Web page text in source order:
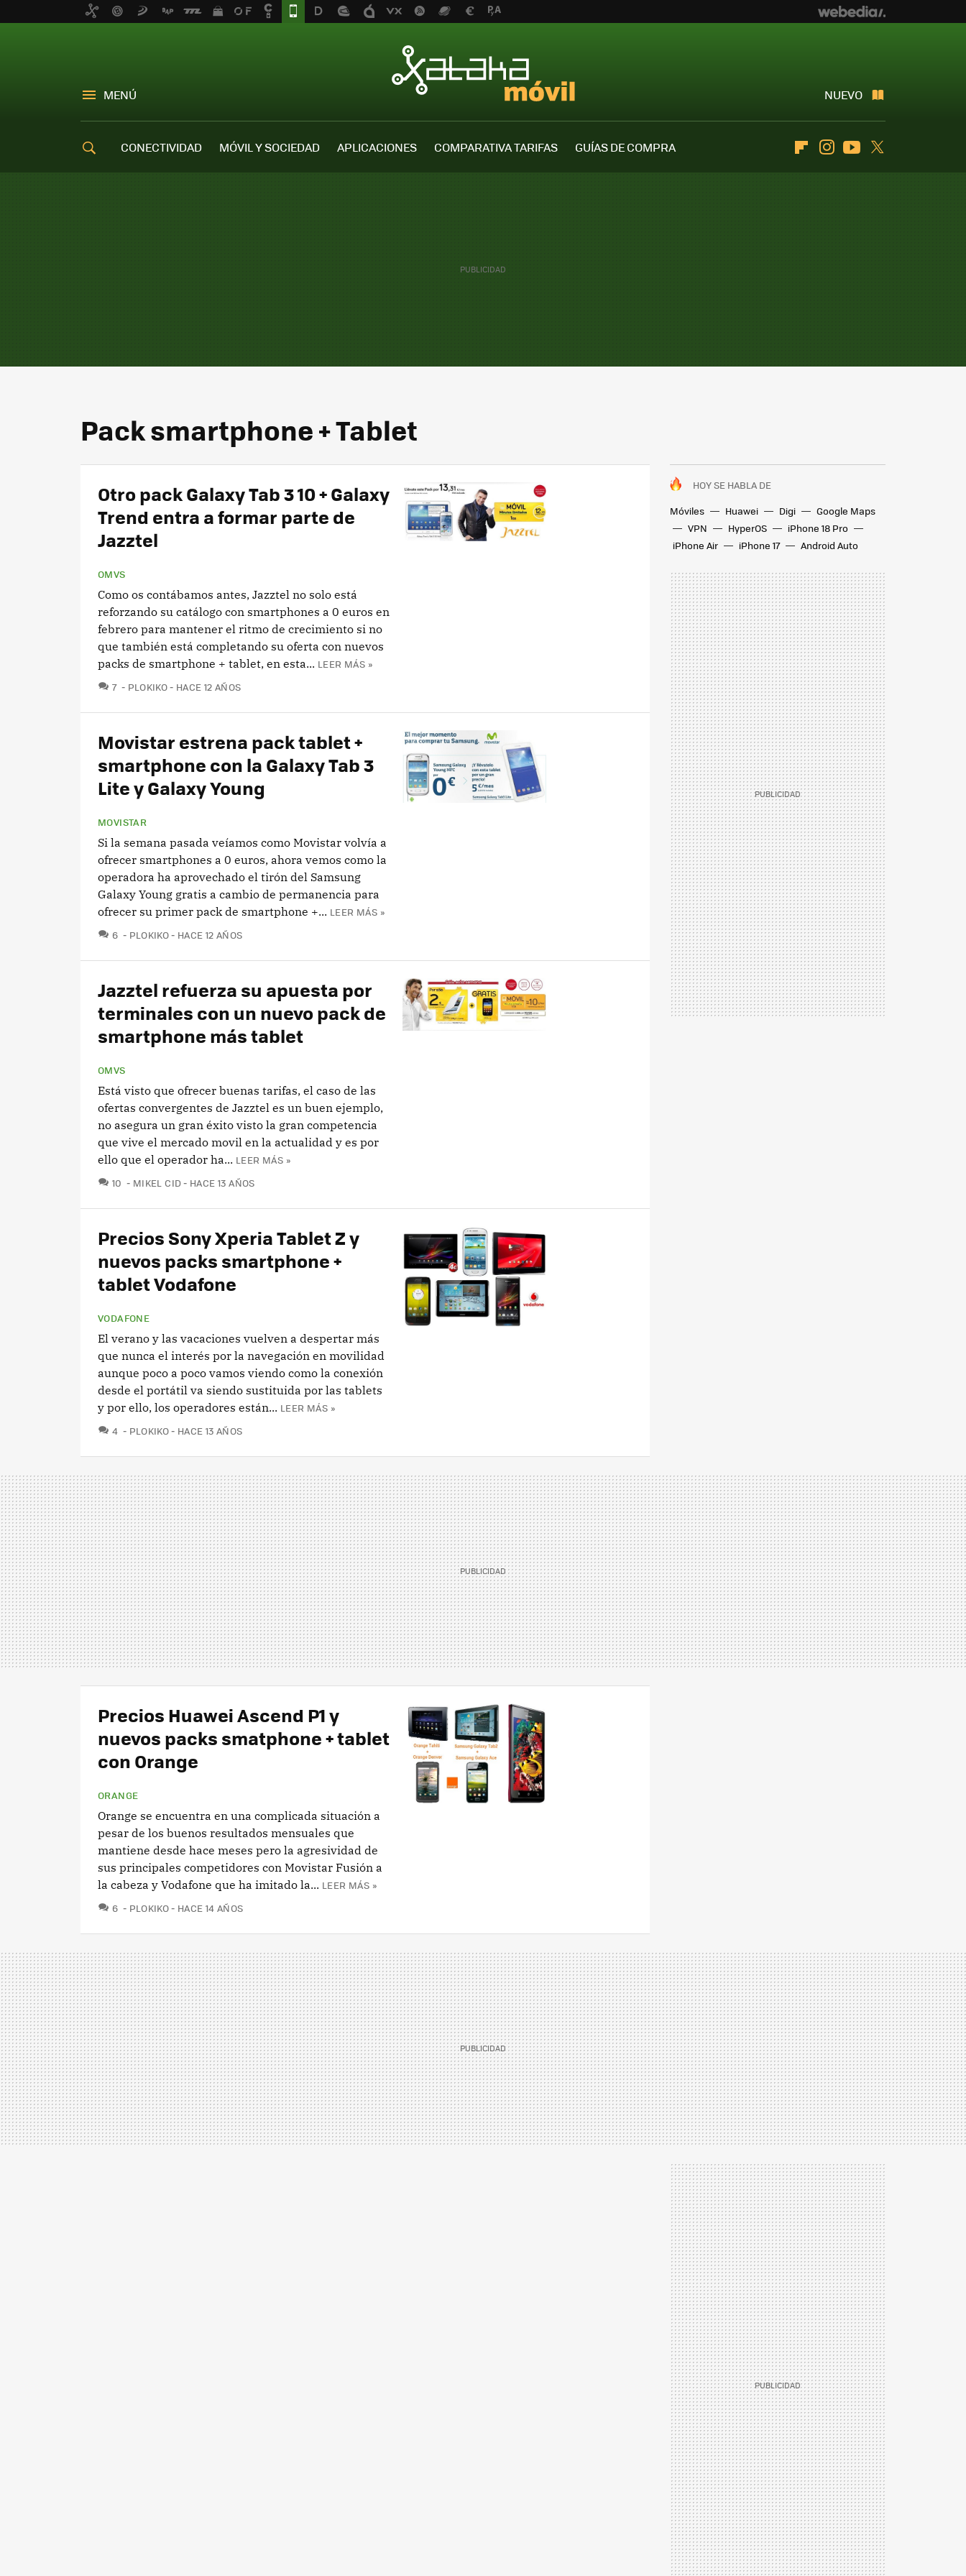
MENÚ NUEVO
CONECTIVIDAD MÓVIL Y SOCIEDAD APLICACIONES COMPARATIVA TARIFAS
GUÍAS DE COMPRA
FlipboardInstagramYoutube
Pack smartphone + Tablet
HOY SE HABLA DE
Móviles
Huawei Digi
Google Maps
VPN
HyperOS
iPhone 18 Pro
iPhone Air
iPhone 17 Android Auto
Otro pack Galaxy Tab 3 10 + Galaxy
Trend entra a formar parte de
Jazztel
OMVS
Como os contábamos antes, Jazztel no solo está
reforzando su catálogo con smartphones a 0 euros en
febrero para mantener el ritmo de crecimiento si no
que también está completando su oferta con nuevos
packs de smartphone + tablet, en esta... LEER MÁS »
7 COMENTARIOS
PLOKIKO HACE 12 AÑOS
Movistar estrena pack tablet +
smartphone con la Galaxy Tab 3
Lite y Galaxy Young
MOVISTAR
Si la semana pasada veíamos como Movistar volvía a
ofrecer smartphones a 0 euros, ahora vemos como la
operadora ha aprovechado el tirón del Samsung
Galaxy Young gratis a cambio de permanencia para
ofrecer su primer pack de smartphone +... LEER MÁS »
6 COMENTARIOS
PLOKIKO HACE 12 AÑOS
Jazztel refuerza su apuesta por
terminales con un nuevo pack de
smartphone más tablet
OMVS
Está visto que ofrecer buenas tarifas, el caso de las
ofertas convergentes de Jazztel es un buen ejemplo,
no asegura un gran éxito visto la gran competencia
que vive el mercado movil en la actualidad y es por
ello que el operador ha... LEER MÁS »
10 COMENTARIOS
MIKEL CID HACE 13 AÑOS
Precios Sony Xperia Tablet Z y
nuevos packs smartphone +
tablet Vodafone
VODAFONE
El verano y las vacaciones vuelven a despertar más
que nunca el interés por la navegación en movilidad
aunque poco a poco vamos viendo como la conexión
desde el portátil va siendo sustituida por las tablets
y por ello, los operadores están... LEER MÁS »
4 COMENTARIOS
PLOKIKO HACE 13 AÑOS
Precios Huawei Ascend P1 y
nuevos packs smatphone + tablet
con Orange
ORANGE
Orange se encuentra en una complicada situación a
pesar de los buenos resultados mensuales que
mantiene desde hace meses pero la agresividad de
sus principales competidores con Movistar Fusión a
la cabeza y Vodafone que ha imitado la... LEER MÁS »
6 COMENTARIOS
PLOKIKO HACE 14 AÑOS